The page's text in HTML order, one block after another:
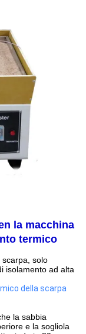
la macchina
termico
solo
isolamento ad alta
della scarpa
la sabbia
e la sogliola